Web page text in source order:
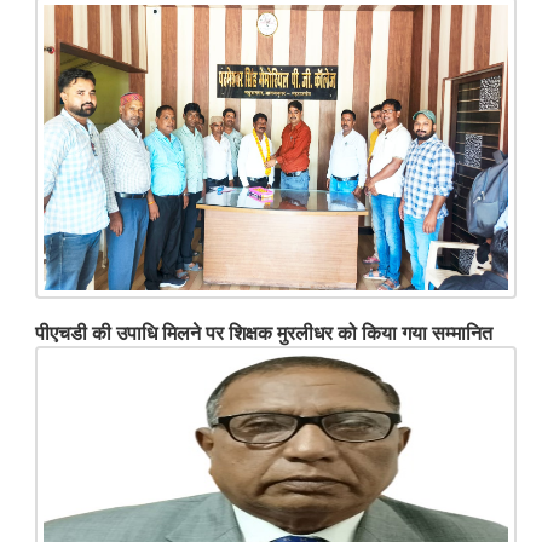
पीएचडी की उपाधि मिलने पर शिक्षक मुरलीधर को किया गया सम्मानित